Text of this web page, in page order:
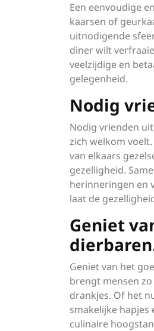
Een eenvoudige
kaarsen of
uitnodigende
diner wilt
veelzijdige en
gelegenheid.
Nodig
Nodig vrienden
zich welkom
van elkaars
gezelligheid.
herinneringen en
laat de
Geniet
Geniet van het
brengt mensen
drankjes. Of het
smakelijke
culinaire